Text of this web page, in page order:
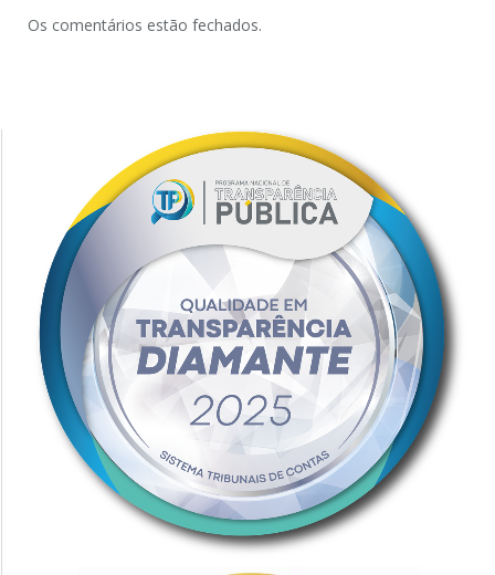
Os comentários estão fechados.